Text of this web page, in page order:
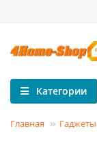
Категории
Главная Гаджеты